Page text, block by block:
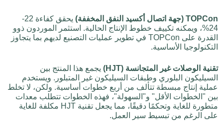
TOPCon (جهة اتصال أكسيد النفق المخففة)
يحقق كفاءة 22-
24%، ويمكنه تكييف خطوط الإنتاج الحالية. استثمر الموردون ذوو
القدرة على TOPCon في تطوير عمليات التصنيع لديهم بما يتجاوز
التكنولوجيا الأساسية.
تقنية الوصلات غير المتجانسة (HJT)
يجمع هذا المنتج بين
السيليكون البلوري وطبقات السيليكون غير المتبلور. ويستخدم
عملية إنتاج مبسطة تتألف من أربع خطوات أساسية. ولكن، لا تخلط
بين "الخطوات الأقل" و"السهولة"، فهذه الخطوات تتطلب معدات
متطورة للغاية وتحكمًا دقيقًا، مما يجعل تقنية HJT مكلفة للغاية
على الرغم من تبسيط سير العمل.